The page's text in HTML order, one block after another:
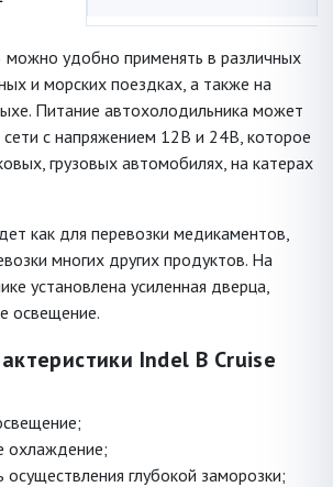
можно удобно применять в различных
и морских поездках, а также на
Питание автохолодильника может
сети с напряжением 12В и 24В, которое
грузовых автомобилях, на катерах
как для перевозки медикаментов,
многих других продуктов. На
установлена усиленная дверца,
освещение.
Indel B Cruise
охлаждение;
глубокой заморозки;